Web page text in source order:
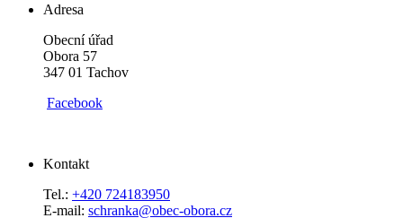
Adresa
Obecní úřad
Obora 57
347 01 Tachov
Facebook
Kontakt
Tel.: +420 724183950
E-mail: schranka@obec-obora.cz